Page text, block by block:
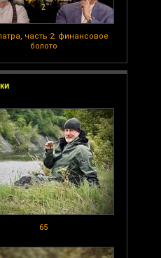
часть 2: финансовое
болото
65